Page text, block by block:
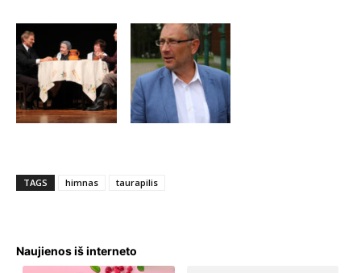
TAGS himnas taurapilis
Naujienos iš interneto